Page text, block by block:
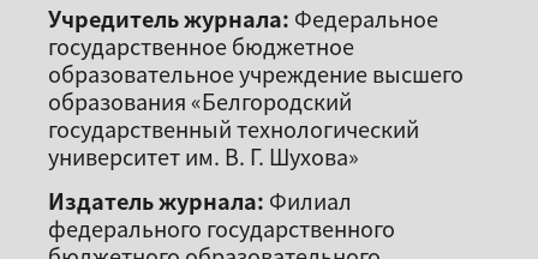
Учредитель журнала: Федеральное
государственное бюджетное
образовательное учреждение высшего
образования «Белгородский
государственный технологический
университет им. В. Г. Шухова»
Издатель журнала: Филиал
федерального государственного